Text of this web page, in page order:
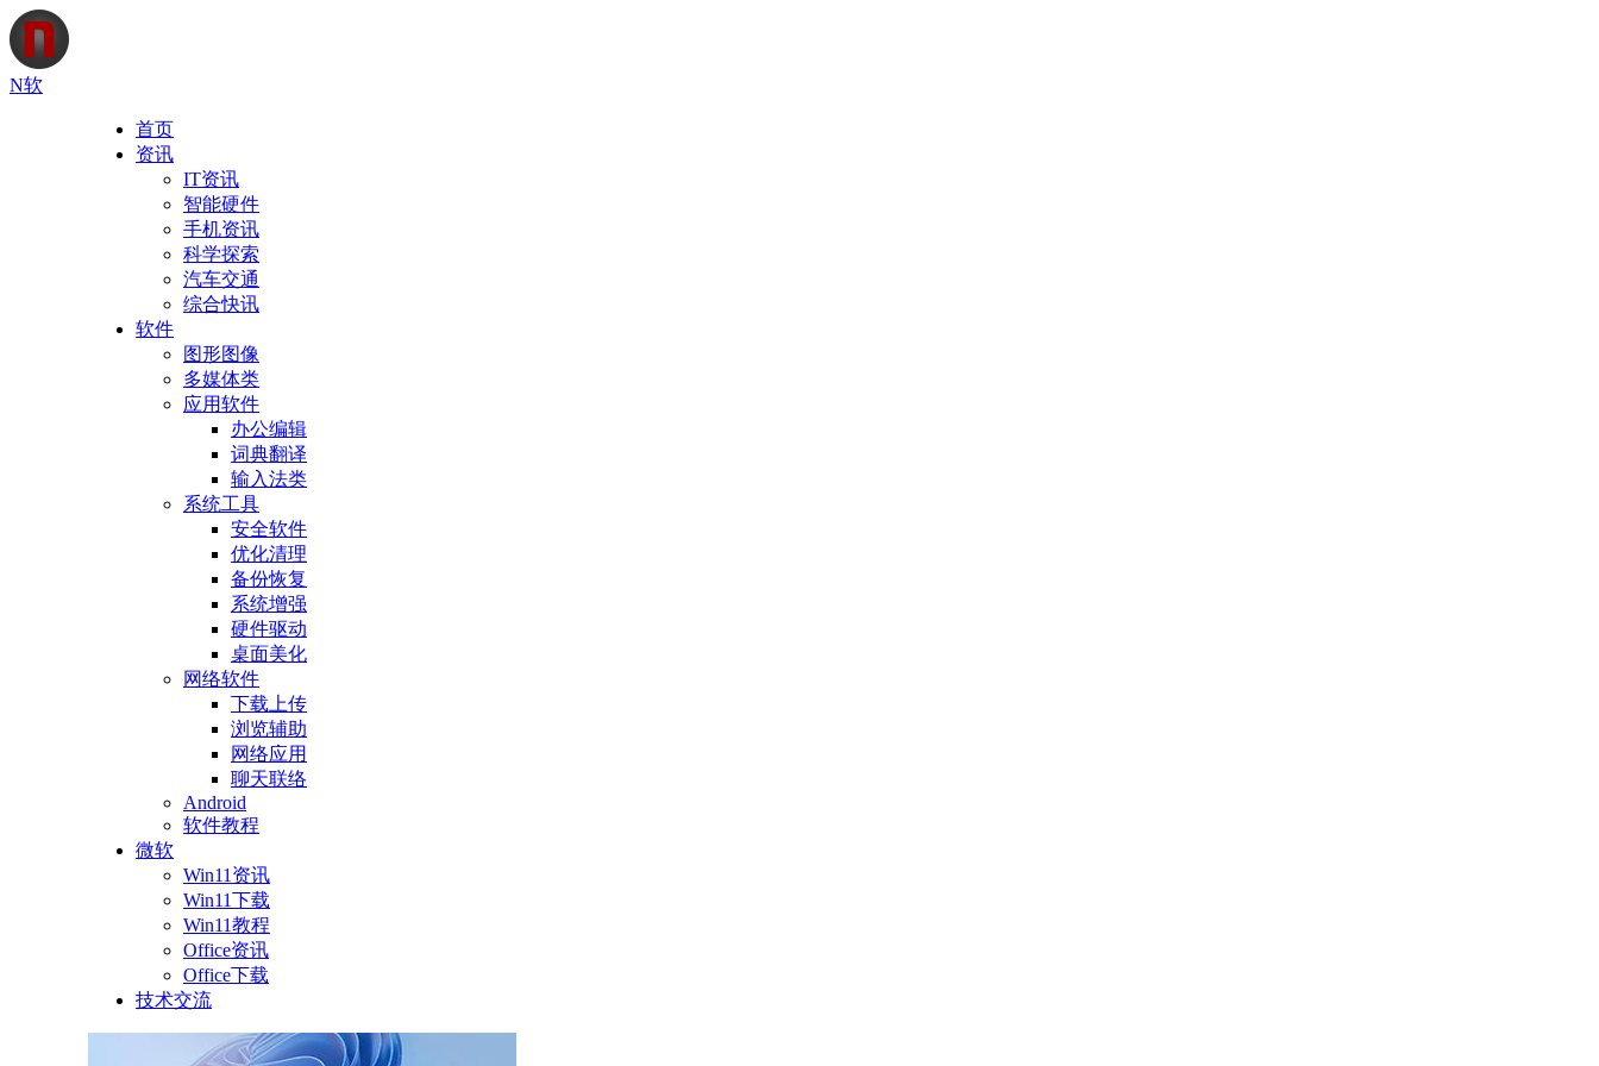
N软
首页
资讯
IT资讯
智能硬件
手机资讯
科学探索
汽车交通
综合快讯
软件
图形图像
多媒体类
应用软件
办公编辑
词典翻译
输入法类
系统工具
安全软件
优化清理
备份恢复
系统增强
硬件驱动
桌面美化
网络软件
下载上传
浏览辅助
网络应用
聊天联络
Android
软件教程
微软
Win11资讯
Win11下载
Win11教程
Office资讯
Office下载
技术交流